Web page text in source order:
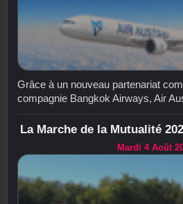
Grâce à un nouveau partenariat
compagnie Bangkok Airways, Air
La Marche de la Mutualité
Mardi 4 Août